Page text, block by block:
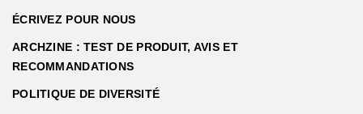
ÉCRIVEZ POUR NOUS
ARCHZINE : TEST DE PRODUIT, AVIS ET
RECOMMANDATIONS
POLITIQUE DE DIVERSITÉ